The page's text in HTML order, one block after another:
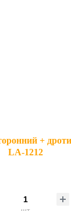
+
LA-1212